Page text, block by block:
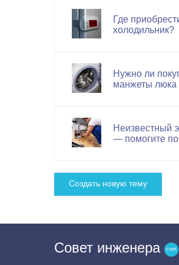
Где
холодильник?
Нужно ли
манжеты
Неизвестный
— помогите
Cоздать новую тему
Совет инженера